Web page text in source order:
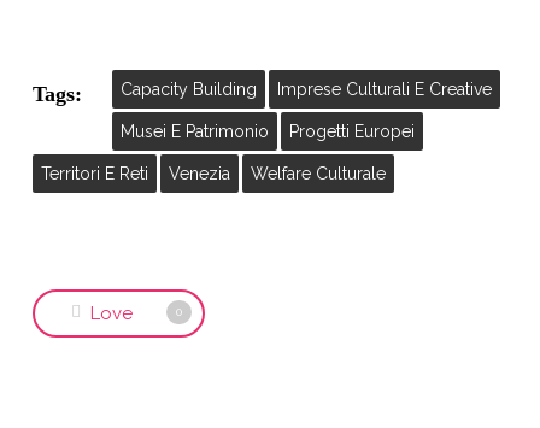
Tags: Capacity Building Imprese Culturali E Creative
Musei E Patrimonio Progetti Europei
Territori E Reti Venezia Welfare Culturale
Love 0